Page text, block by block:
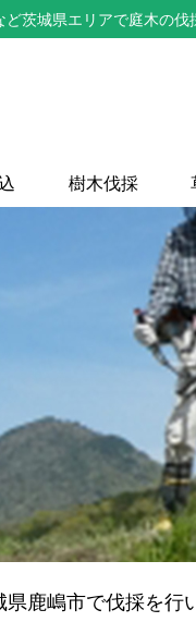
茨城県エリアで庭木の
樹木伐採
県鹿嶋市で伐採を行